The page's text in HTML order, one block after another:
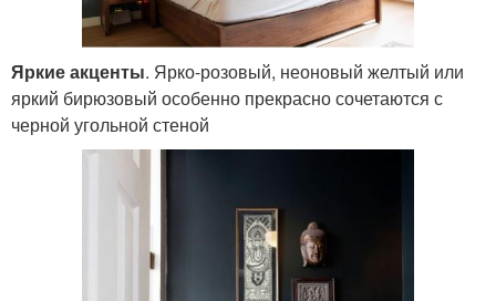
Яркие акценты. Ярко-розовый, неоновый желтый или
яркий бирюзовый особенно прекрасно сочетаются с
черной угольной стеной